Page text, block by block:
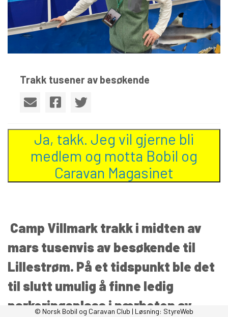
Trakk tusener av besøkende
Ja, takk. Jeg vil gjerne bli
medlem og motta Bobil og
Caravan Magasinet
Camp Villmark trakk i midten av
mars tusenvis av besøkende til
Lillestrøm. På et tidspunkt ble det
til slutt umulig å finne ledig
parkeringsplass i nærheten av
© Norsk Bobil og Caravan Club | Løsning: StyreWeb